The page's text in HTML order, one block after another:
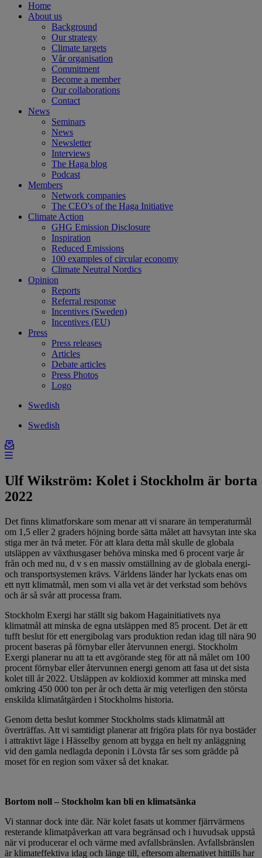
Home
About us
Background
Our strategy
Climate targets
Vår organisation
Commitment
Become a member
Our collaborations
Contact
News
Seminars
News
Newsletter
Interviews
The Haga blog
Podcast
Members
Network companies
The CEO's of the Haga Initiative
Climate Action
GHG Emission Disclosure
Inspiration
Reduced Emissions
100 examples of circular economy
Climate Neutral Nordics
Opinion
Reports
Referral response
Incentives (Sweden)
Incentives (EU)
Press
Press releases
Articles
Debate articles
Press Photos
Logo
Swedish
Swedish
Ulf Wikström: Kolet i Stockholm är borta
2022
Det finns klimatforskare som menar att vi snarare än temperaturmål
om 1,5 eller 2 graders höjning borde sätta målet att havsytan inte ska
stiga mer än två meter. För att klara detta mål skulle de globala
utsläppen av växthusgaser behöva minska med 6 procent varje år
från och med nu, d v s en massiv omställning av de globala energi-
och transportsystemen krävs. Världens länder har lyckats enas om
ett nytt klimatmål, men som vi alla vet är det verkstad som behövs
och är så svår att processa fram.
Stockholm Exergi har ställt sig bakom Hagainitiativets nya
klimatmål att minska de egna utsläppen med 85 procent. Det är ett
tufft beslut för ett energibolag vars produktion redan idag till nära 90
procent baseras på förnybar eller återvunnen energi. Stockholm
Exergi planerar nu att ta ett avgörande steg för att nå målet om 100
procent förnybar eller återvunnen energi genom att fasa ut det sista
kolet till år 2022. Utsläppen av koldioxid kommer att minska med
omkring 450 000 ton per år och detta är mig veterligen den största
enskilda klimatåtgärden i Stockholms historia.
Genom detta beslut kommer Stockholms stads klimatmål att
överträffas. Att vi samtidigt planerar att frigöra plats för nya bostäder
i attraktivt läge i Hässelby genom att bygga en helt ny anläggning
vid den gamla nedlagda deponin i Lövsta får ses som grädde på
moset för en region som växer så det knakar.
Bortom noll – Stockholm kan bli en klimatsänka
Vi stannar dock inte där. När kolet fasats ut kommer fjärrvärmens
resterande klimatpåverkan att vara begränsad och i huvudsak uppstå
när vi producerar el och värme med avfallsbränslen. Avfallsbränslen
är klimateffektiva idag och länge till, eftersom alternativet hittills har